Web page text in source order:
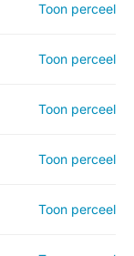
Toon perceel
Toon perceel
Toon perceel
Toon perceel
Toon perceel